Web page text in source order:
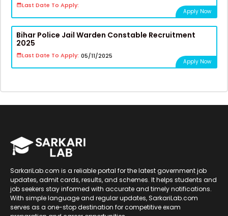
Last Date To Apply:
Apply Now
Bihar Police Jail Warden Constable Recruitment
2025
Last Date To Apply: 05/11/2025
Apply Now
SarkariLab.com is a reliable portal for the latest government job
updates, admit cards, results, and schemes. It helps students and
job seekers stay informed with accurate and timely notifications.
With simple language and regular updates, SarkariLab.com
serves as a one-stop destination for competitive exam